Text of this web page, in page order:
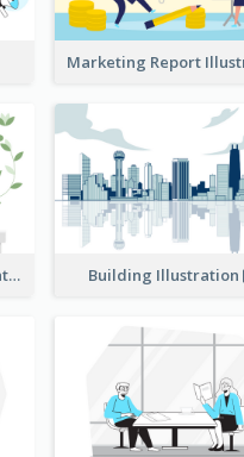
Eco-friendly Salon Illustration Building Illustration